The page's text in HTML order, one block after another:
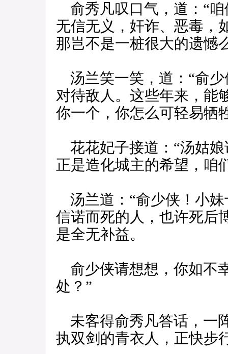
俞秀凡叹口气，道：“
无信无义，奸诈、恶毒，
那岂不是一桩很大的遗憾
汤兰笑一笑，道：“俞
对待敌人。这些年来，能
你一个，你怎么可轻易牺
花花妃子接道：“汤姑
正是造化城主的希望，咱
汤兰道：“俞少侠！小
信诺而死的人，也许死后
是全无补益。
俞少侠请想想，你如不
处？”
未客得俞秀凡答话，一
执双剑的青衣人，正快步